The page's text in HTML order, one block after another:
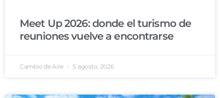
Meet Up 2026: donde el turismo de
reuniones vuelve a encontrarse
Cambio de Aire 5 agosto, 2026